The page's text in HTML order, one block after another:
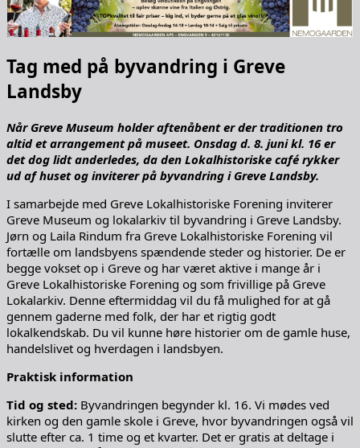
Tag med på byvandring i Greve
Landsby
Når Greve Museum holder aftenåbent er der traditionen tro
altid et arrangement på museet. Onsdag d. 8. juni kl. 16 er
det dog lidt anderledes, da den Lokalhistoriske café rykker
ud af huset og inviterer på byvandring i Greve Landsby.
I samarbejde med Greve Lokalhistoriske Forening inviterer
Greve Museum og lokalarkiv til byvandring i Greve Landsby.
Jørn og Laila Rindum fra Greve Lokalhistoriske Forening vil
fortælle om landsbyens spændende steder og historier. De er
begge vokset op i Greve og har været aktive i mange år i
Greve Lokalhistoriske Forening og som frivillige på Greve
Lokalarkiv. Denne eftermiddag vil du få mulighed for at gå
gennem gaderne med folk, der har et rigtig godt
lokalkendskab. Du vil kunne høre historier om de gamle huse,
handelslivet og hverdagen i landsbyen.
Praktisk information
Tid og sted: Byvandringen begynder kl. 16. Vi mødes ved
kirken og den gamle skole i Greve, hvor byvandringen også vil
slutte efter ca. 1 time og et kvarter. Det er gratis at deltage i